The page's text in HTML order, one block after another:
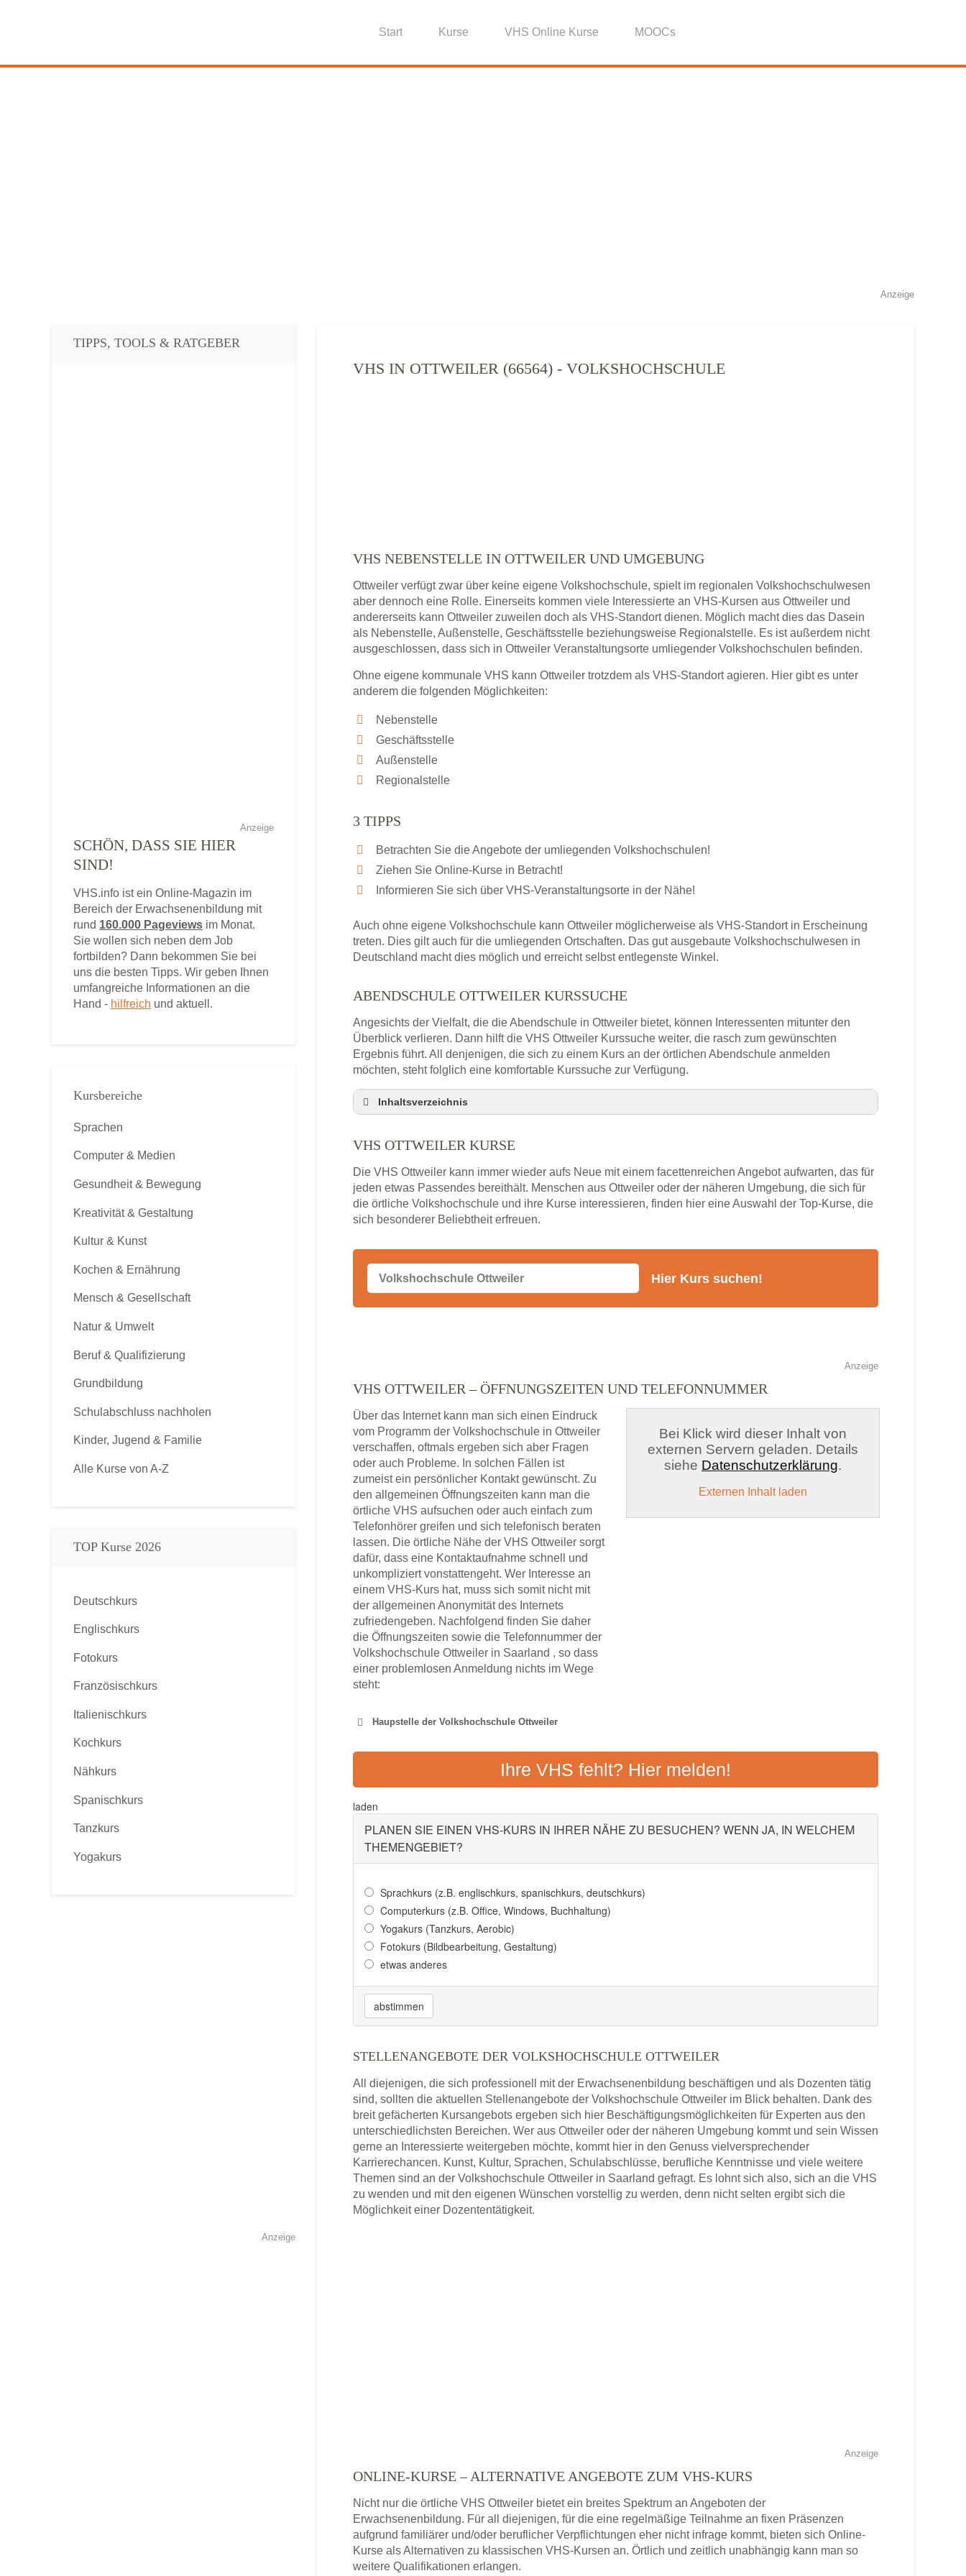
Start Kurse VHS Online Kurse MOOCs
Anzeige
VHS IN OTTWEILER (66564) - VOLKSHOCHSCHULE
VHS NEBENSTELLE IN OTTWEILER UND UMGEBUNG
Ottweiler verfügt zwar über keine eigene Volkshochschule, spielt im regionalen Volkshochschulwesen
aber dennoch eine Rolle. Einerseits kommen viele Interessierte an VHS-Kursen aus Ottweiler und
andererseits kann Ottweiler zuweilen doch als VHS-Standort dienen. Möglich macht dies das Dasein
als Nebenstelle, Außenstelle, Geschäftsstelle beziehungsweise Regionalstelle. Es ist außerdem nicht
ausgeschlossen, dass sich in Ottweiler Veranstaltungsorte umliegender Volkshochschulen befinden.
Ohne eigene kommunale VHS kann Ottweiler trotzdem als VHS-Standort agieren. Hier gibt es unter
anderem die folgenden Möglichkeiten:
Nebenstelle
Geschäftsstelle
Außenstelle
Regionalstelle
3 TIPPS
Betrachten Sie die Angebote der umliegenden Volkshochschulen!
Ziehen Sie Online-Kurse in Betracht!
Informieren Sie sich über VHS-Veranstaltungsorte in der Nähe!
Auch ohne eigene Volkshochschule kann Ottweiler möglicherweise als VHS-Standort in Erscheinung
treten. Dies gilt auch für die umliegenden Ortschaften. Das gut ausgebaute Volkshochschulwesen in
Deutschland macht dies möglich und erreicht selbst entlegenste Winkel.
ABENDSCHULE OTTWEILER KURSSUCHE
Angesichts der Vielfalt, die die Abendschule in Ottweiler bietet, können Interessenten mitunter den
Überblick verlieren. Dann hilft die VHS Ottweiler Kurssuche weiter, die rasch zum gewünschten
Ergebnis führt. All denjenigen, die sich zu einem Kurs an der örtlichen Abendschule anmelden
möchten, steht folglich eine komfortable Kurssuche zur Verfügung.
Inhaltsverzeichnis
3 Tipps
VHS Ottweiler Kurse
VHS Ottweiler – Öffnungszeiten und Telefonnummer
Stellenangebote der Volkshochschule Ottweiler
Alternativen zum VHS Programm 2026 in Ottweiler
VHS OTTWEILER KURSE
Die VHS Ottweiler kann immer wieder aufs Neue mit einem facettenreichen Angebot aufwarten, das für
jeden etwas Passendes bereithält. Menschen aus Ottweiler oder der näheren Umgebung, die sich für
die örtliche Volkshochschule und ihre Kurse interessieren, finden hier eine Auswahl der Top-Kurse, die
sich besonderer Beliebtheit erfreuen.
Anzeige
VHS OTTWEILER – ÖFFNUNGSZEITEN UND TELEFONNUMMER
Über das Internet kann man sich einen Eindruck
vom Programm der Volkshochschule in Ottweiler
verschaffen, oftmals ergeben sich aber Fragen
oder auch Probleme. In solchen Fällen ist
zumeist ein persönlicher Kontakt gewünscht. Zu
den allgemeinen Öffnungszeiten kann man die
örtliche VHS aufsuchen oder auch einfach zum
Telefonhörer greifen und sich telefonisch beraten
lassen. Die örtliche Nähe der VHS Ottweiler sorgt
dafür, dass eine Kontaktaufnahme schnell und
unkompliziert vonstattengeht. Wer Interesse an
einem VHS-Kurs hat, muss sich somit nicht mit
der allgemeinen Anonymität des Internets
zufriedengeben. Nachfolgend finden Sie daher
die Öffnungszeiten sowie die Telefonnummer der
Volkshochschule Ottweiler in Saarland , so dass
einer problemlosen Anmeldung nichts im Wege
steht:
Bei Klick wird dieser Inhalt von
externen Servern geladen. Details
siehe Datenschutzerklärung.
Externen Inhalt laden
Haupstelle der Volkshochschule Ottweiler
KREISVOLKSHOCHSCHULE NEUNKIRCHEN
Adresse: Seminarstraße 23, 66564 Ottweiler
Ihre VHS fehlt? Hier melden!
laden
PLANEN SIE EINEN VHS-KURS IN IHRER NÄHE ZU BESUCHEN? WENN JA, IN WELCHEM
THEMENGEBIET?
Sprachkurs (z.B. englischkurs, spanischkurs, deutschkurs)
Computerkurs (z.B. Office, Windows, Buchhaltung)
Yogakurs (Tanzkurs, Aerobic)
Fotokurs (Bildbearbeitung, Gestaltung)
etwas anderes
abstimmen
STELLENANGEBOTE DER VOLKSHOCHSCHULE OTTWEILER
All diejenigen, die sich professionell mit der Erwachsenenbildung beschäftigen und als Dozenten tätig
sind, sollten die aktuellen Stellenangebote der Volkshochschule Ottweiler im Blick behalten. Dank des
breit gefächerten Kursangebots ergeben sich hier Beschäftigungsmöglichkeiten für Experten aus den
unterschiedlichsten Bereichen. Wer aus Ottweiler oder der näheren Umgebung kommt und sein Wissen
gerne an Interessierte weitergeben möchte, kommt hier in den Genuss vielversprechender
Karrierechancen. Kunst, Kultur, Sprachen, Schulabschlüsse, berufliche Kenntnisse und viele weitere
Themen sind an der Volkshochschule Ottweiler in Saarland gefragt. Es lohnt sich also, sich an die VHS
zu wenden und mit den eigenen Wünschen vorstellig zu werden, denn nicht selten ergibt sich die
Möglichkeit einer Dozententätigkeit.
Anzeige
ONLINE-KURSE – ALTERNATIVE ANGEBOTE ZUM VHS-KURS
Nicht nur die örtliche VHS Ottweiler bietet ein breites Spektrum an Angeboten der
Erwachsenenbildung. Für all diejenigen, für die eine regelmäßige Teilnahme an fixen Präsenzen
aufgrund familiärer und/oder beruflicher Verpflichtungen eher nicht infrage kommt, bieten sich Online-
Kurse als Alternativen zu klassischen VHS-Kursen an. Örtlich und zeitlich unabhängig kann man so
weitere Qualifikationen erlangen.
TIPPS, TOOLS & RATGEBER
Anzeige
SCHÖN, DASS SIE HIER
SIND!
VHS.info ist ein Online-Magazin im
Bereich der Erwachsenenbildung mit
rund 160.000 Pageviews im Monat.
Sie wollen sich neben dem Job
fortbilden? Dann bekommen Sie bei
uns die besten Tipps. Wir geben Ihnen
umfangreiche Informationen an die
Hand - hilfreich und aktuell.
Kursbereiche
Sprachen
Computer & Medien
Gesundheit & Bewegung
Kreativität & Gestaltung
Kultur & Kunst
Kochen & Ernährung
Mensch & Gesellschaft
Natur & Umwelt
Beruf & Qualifizierung
Grundbildung
Schulabschluss nachholen
Kinder, Jugend & Familie
Alle Kurse von A-Z
TOP Kurse 2026
Deutschkurs
Englischkurs
Fotokurs
Französischkurs
Italienischkurs
Kochkurs
Nähkurs
Spanischkurs
Tanzkurs
Yogakurs
Anzeige